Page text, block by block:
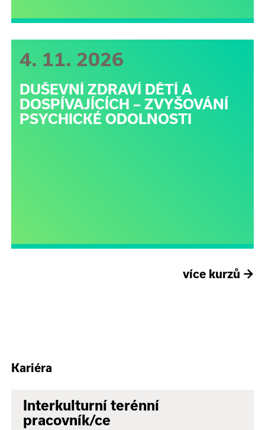
4. 11. 2026
DUŠEVNÍ ZDRAVÍ DĚTÍ A
DOSPÍVAJÍCÍCH – ZVYŠOVÁNÍ
PSYCHICKÉ ODOLNOSTI
více kurzů →
Kariéra
Interkulturní terénní
pracovník/ce